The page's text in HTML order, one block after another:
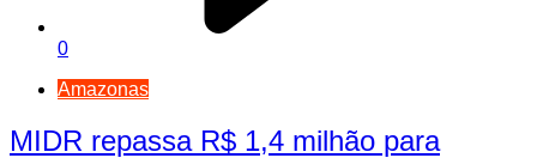
0
Amazonas
MIDR repassa R$ 1,4 milhão para